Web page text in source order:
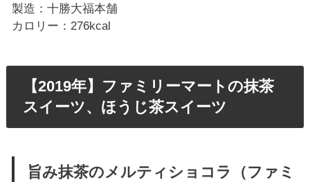
製造：十勝大福本舗
カロリー：276kcal
【2019年】ファミリーマートの抹茶
スイーツ、ほうじ茶スイーツ
旨み抹茶のメルティショコラ（ファミ